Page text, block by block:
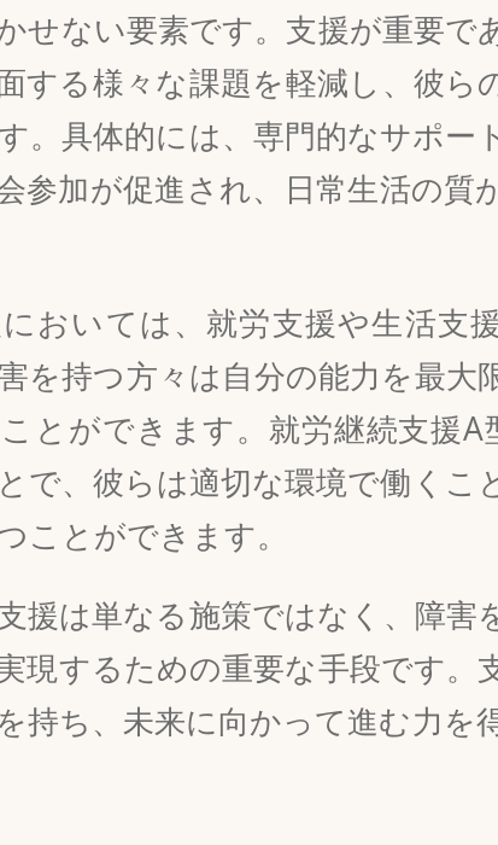
せない要素です。支援が重要で
する様々な課題を軽減し、彼ら
。具体的には、専門的なサポー
参加が促進され、日常生活の質
おいては、就労支援や生活支
を持つ方々は自分の能力を最大
とができます。就労継続支援A
で、彼らは適切な環境で働くこ
ことができます。
援は単なる施策ではなく、障害
現するための重要な手段です。
持ち、未来に向かって進む力を